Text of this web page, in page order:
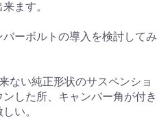
ます。
ーボルトの導入を検討してみ
ない純正形状のサスペンショ
した所、キャンバー角が付き
い。